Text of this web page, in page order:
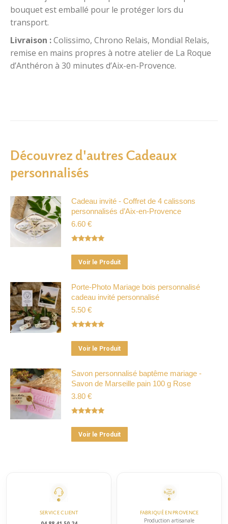
Cadeau invité Mariage et Baptême personnalisé
Lavande Mariage,Mini bouquets fleurs séchées
UGS :0012-12-V2-2024-2
bouquet est emballé pour le protéger lors du
transport.
Livraison :Colissimo, Chrono Relais, Mondial Relais,
remise en mains propres à notre atelier de La Roque
d’Anthéron à 30 minutes d’Aix-en-Provence.
Découvrez d'autres Cadeaux
personnalisés
Cadeau invité - Coffret de 4 calissons
personnalisés d’Aix-en-Provence
6.60 €
sur 5
Voir le Produit
produit
a
plusieurs
choisies
sur
du
Porte-Photo Mariage bois personnalisé
cadeau invité personnalisé
5.50 €
sur 5
Voir le Produit
produit
a
plusieurs
Savon personnalisé baptême mariage -
Savon de Marseille pain 100 g Rose
3.80 €
sur 5
Voir le Produit
produit
options
peuvent
SERVICE CLIENT FABRIQUÉ EN PROVENCE
Production artisanale